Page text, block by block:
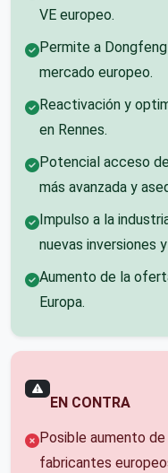
VE europeo.
Permite a
mercado europeo.
Reactivación y
en Rennes.
Potencial acceso
más avanzada y
Impulso a la
nuevas inversiones
Aumento de la
Europa.
EN CONTRA
Posible aumento
fabricantes